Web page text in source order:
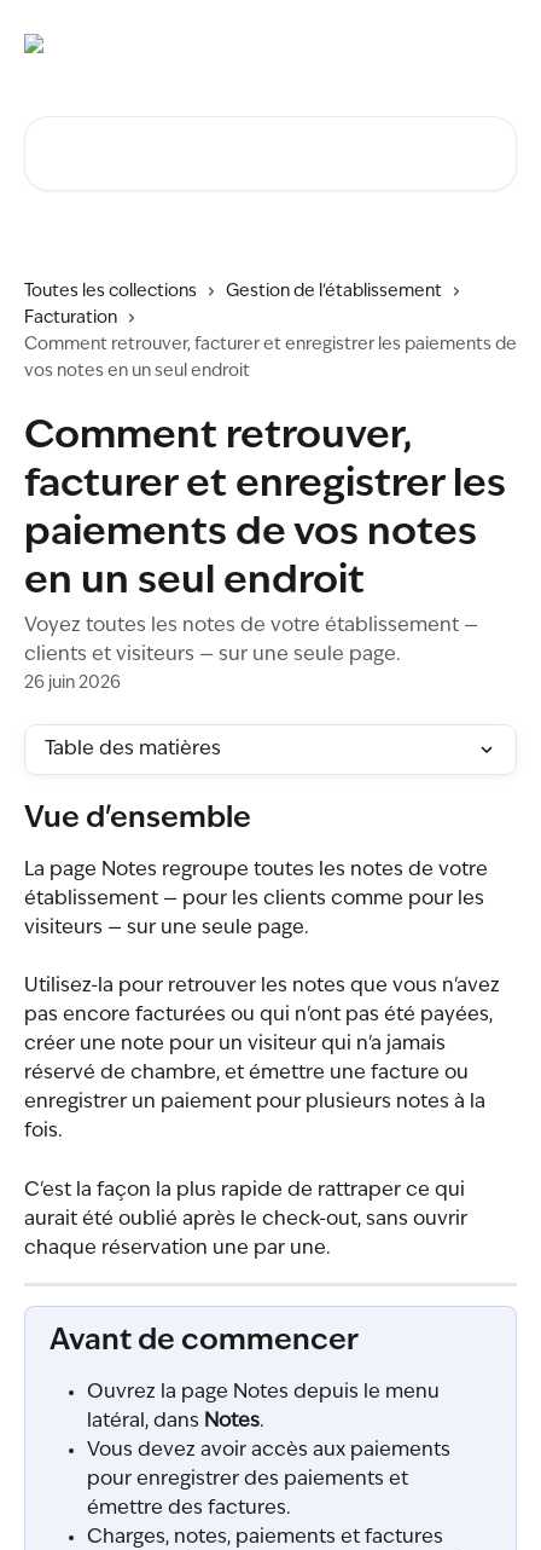
Toutes les collections
Gestion de l'établissement
Facturation
Comment retrouver, facturer et enregistrer les paiements de
vos notes en un seul endroit
Comment retrouver,
facturer et enregistrer les
paiements de vos notes
en un seul endroit
Voyez toutes les notes de votre établissement —
clients et visiteurs — sur une seule page.
26 juin 2026
Table des matières
Vue d'ensemble
La page Notes regroupe toutes les notes de votre
établissement — pour les clients comme pour les
visiteurs — sur une seule page.
Utilisez-la pour retrouver les notes que vous n'avez
pas encore facturées ou qui n'ont pas été payées,
créer une note pour un visiteur qui n'a jamais
réservé de chambre, et émettre une facture ou
enregistrer un paiement pour plusieurs notes à la
fois.
C'est la façon la plus rapide de rattraper ce qui
aurait été oublié après le check-out, sans ouvrir
chaque réservation une par une.
Avant de commencer
Ouvrez la page Notes depuis le menu
latéral, dans Notes.
Vous devez avoir accès aux paiements
pour enregistrer des paiements et
émettre des factures.
Charges, notes, paiements et factures